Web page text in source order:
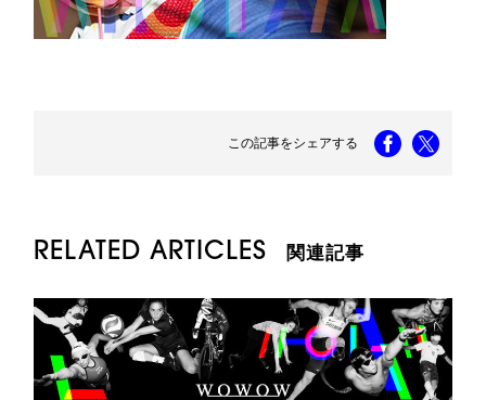
この記事をシェアする
RELATED ARTICLES 関連記事